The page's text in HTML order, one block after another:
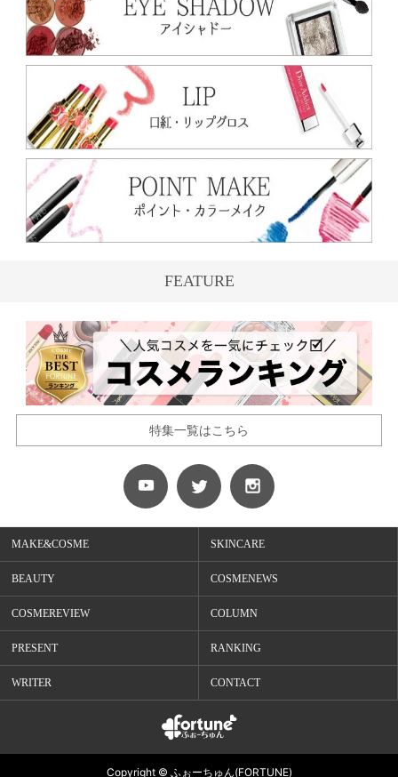
FEATURE
特集一覧はこちら
MAKE&COSME SKINCARE
BEAUTY COSMENEWS
COSMEREVIEW COLUMN
PRESENT RANKING
WRITER CONTACT
Copyright © ふぉーちゅん(FORTUNE)